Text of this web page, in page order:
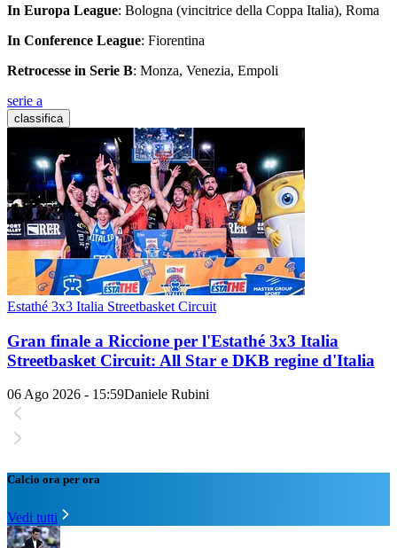
In Europa League: Bologna (vincitrice della Coppa Italia), Roma
In Conference League: Fiorentina
Retrocesse in Serie B: Monza, Venezia, Empoli
serie a
classifica
Estathé 3x3 Italia Streetbasket Circuit
Gran finale a Riccione per l'Estathé 3x3 Italia
Streetbasket Circuit: All Star e DKB regine d'Italia
06 Ago 2026 - 15:59Daniele Rubini
Calcio ora per ora
Vedi tutti